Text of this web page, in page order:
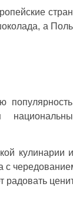
а
кулинарии
с